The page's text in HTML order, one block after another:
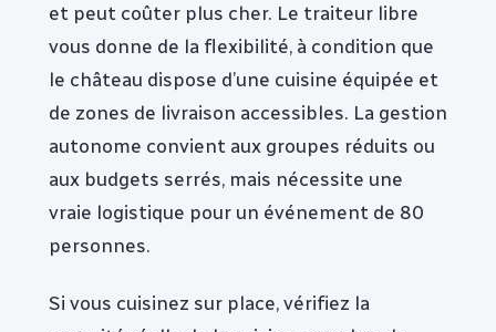
et peut coûter plus cher. Le traiteur libre
vous donne de la flexibilité, à condition que
le château dispose d’une cuisine équipée et
de zones de livraison accessibles. La gestion
autonome convient aux groupes réduits ou
aux budgets serrés, mais nécessite une
vraie logistique pour un événement de 80
personnes.
Si vous cuisinez sur place, vérifiez la